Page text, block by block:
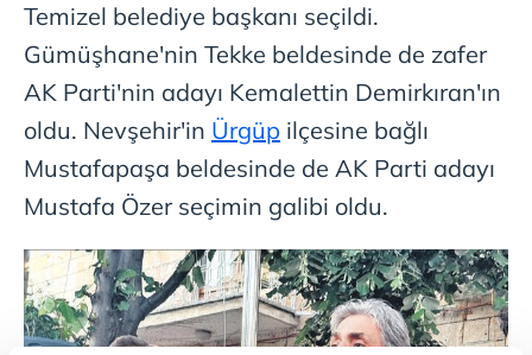
Temizel belediye başkanı seçildi.
Gümüşhane'nin Tekke beldesinde de zafer
AK Parti'nin adayı Kemalettin Demirkıran'ın
oldu. Nevşehir'in Ürgüp ilçesine bağlı
Mustafapaşa beldesinde de AK Parti adayı
Mustafa Özer seçimin galibi oldu.